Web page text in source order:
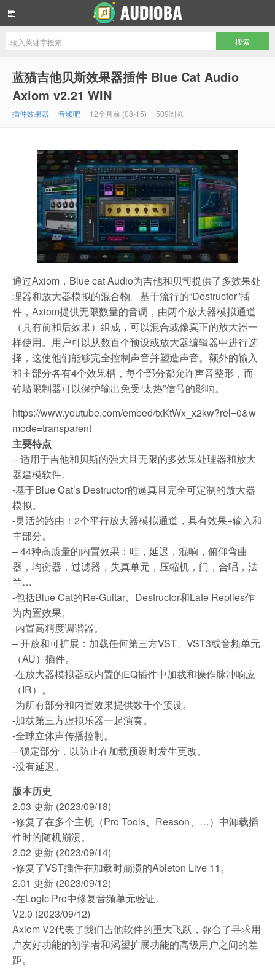
蓝猫吉他贝斯效果器插件 Blue Cat Audio
Axiom v2.21 WIN
插件效果器 音频吧 12个月前 (08-15) 509浏览
通过Axiom，Blue cat Audio为吉他和贝司提供了多效果处
理器和放大器模拟的混合物。基于流行的“Destructor”插
件，Axiom提供无限数量的音调，由两个放大器模拟通道
（具有前和后效果）组成，可以混合或像真正的放大器一
样使用。用户可以从数百个预设或放大器编辑器中进行选
择，这使他们能够完全控制声音并塑造声音。额外的输入
和主部分各有4个效果槽，每个部分都允许声音整形，而
砖墙限制器可以保护输出免受“太热”信号的影响。
https://www.youtube.com/embed/txKtWx_x2kw?rel=0&w
mode=transparent
主要特点
– 适用于吉他和贝斯的强大且无限的多效果处理器和放大
器建模软件。
-基于Blue Cat’s Destructor的逼真且完全可定制的放大器
模拟。
-灵活的路由：2个平行放大器模拟通道，具有效果+输入和
主部分。
– 44种高质量的内置效果：哇，延迟，混响，俯仰弯曲
器，均衡器，过滤器，失真单元，压缩机，门，合唱，法
兰…
-包括Blue Cat的Re-Guitar、Destructor和Late Replies作
为内置效果。
-内置高精度调谐器。
– 开放和可扩展：加载任何第三方VST、VST3或音频单元
（AU）插件。
-在放大器模拟器或内置的EQ插件中加载和操作脉冲响应
（IR）。
-为所有部分和内置效果提供数千个预设。
-加载第三方虚拟乐器一起演奏。
-全球立体声传播控制。
– 锁定部分，以防止在加载预设时发生更改。
-没有延迟。
版本历史
2.03 更新 (2023/09/18)
-修复了在多个主机（Pro Tools、Reason、…）中卸载插
件时的随机崩溃。
2.02 更新 (2023/09/14)
-修复了VST插件在加载时崩溃的Ableton Live 11。
2.01 更新 (2023/09/12)
-在Logic Pro中修复音频单元验证。
V2.0 (2023/09/12)
Axiom V2代表了我们吉他软件的重大飞跃，弥合了寻求用
户友好功能的初学者和渴望扩展功能的高级用户之间的差
距。